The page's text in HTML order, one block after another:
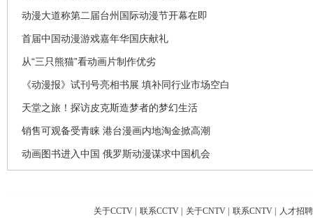
动漫大道称第二届台州国际动漫节开幕在即
首届中国动漫游戏嘉年华国庆献礼
从“三只熊猫”看动画片制作优劣
《动漫报》试刊号亮相书展 填补同行业市场空白
天堂之旅！探访皮克斯造梦者的梦幻生活
销售可观备受青睐 港台漫画内地淘金掀高潮
动画图书进入中国 俄罗斯动漫谋求中国机会
关于CCTV | 联系CCTV | 关于CNTV | 联系CNTV | 人才招聘